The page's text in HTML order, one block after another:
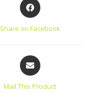
Share on Facebook
Mail This Product